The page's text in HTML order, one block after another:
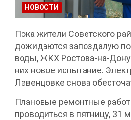
НОВОСТИ
Пока жители Советского
дожидаются запоздалую
воды, ЖКХ Ростова-на-Дону
них новое испытание.
Левенцовке снова
Плановые ремонтные
проводиться в пятницу, 31